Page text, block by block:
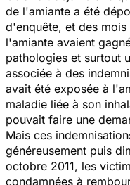
de l'amiante a été
d'enquête, et des
l'amiante avaient
pathologies et surtout
associée à des
avait été exposée à
maladie liée à son
pouvait faire une
Mais ces
généreusement puis
octobre 2011, les
condamnées à